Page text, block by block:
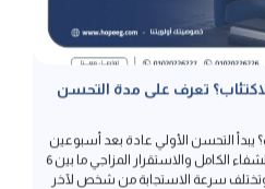
تعرف على مدة التحسن
يبدأ التحسن الأولي عادة بعد أسبوعين
وتختلف سرعة الاستجابة من شخص لآخر
وشدة الحالة، لذا لا يجب مقارنة تجارب
[…]